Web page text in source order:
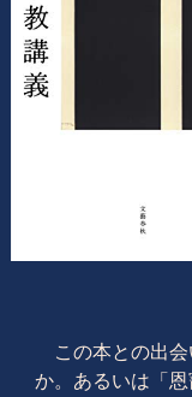
この本との出
か。あるいは「